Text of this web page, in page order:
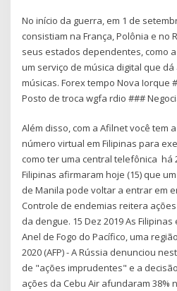
No início da guerra, em 1 de
consistiam na França, Polônia e no
seus estados dependentes, como
um serviço de música digital que
músicas. Forex tempo Nova Iorque
Posto de troca wgfa rdio ###
Além disso, com a Afilnet você tem
número virtual em Filipinas para
como ter uma central telefônica há
Filipinas afirmaram hoje (15) que
de Manila pode voltar a entrar em
Controle de endemias reitera
da dengue. 15 Dez 2019 As
Anel de Fogo do Pacífico, uma
2020 (AFP) - A Rússia denunciou
de "ações imprudentes" e a
ações da Cebu Air afundaram 38%